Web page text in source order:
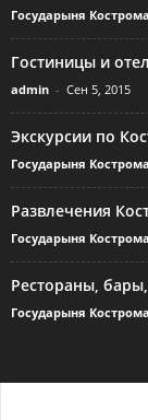
Государыня Кострома
Гостиницы и
admin - Сен 5, 2015
Экскурсии по
Государыня Кострома
Развлечения
Государыня Кострома
Рестораны,
Государыня Кострома